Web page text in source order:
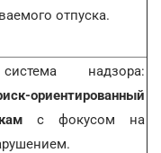
отпуска.
надзора:
ориентированный
с фокусом на